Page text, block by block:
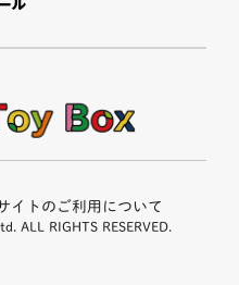
ALL RIGHTS RESERVED.
イトのご利用について